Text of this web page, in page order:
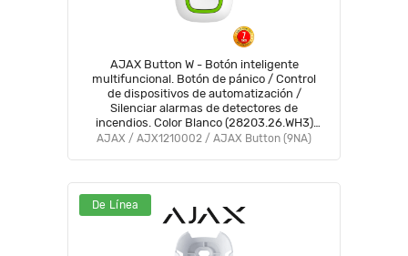
AJAX Button W - Botón inteligente
multifuncional. Botón de pánico / Control
de dispositivos de automatización /
Silenciar alarmas de detectores de
incendios. Color Blanco (28203.26.WH3)
#VIVESEGURO #AJAXBUTTON
AJAX / AJX1210002 / AJAX Button (9NA)
De Línea